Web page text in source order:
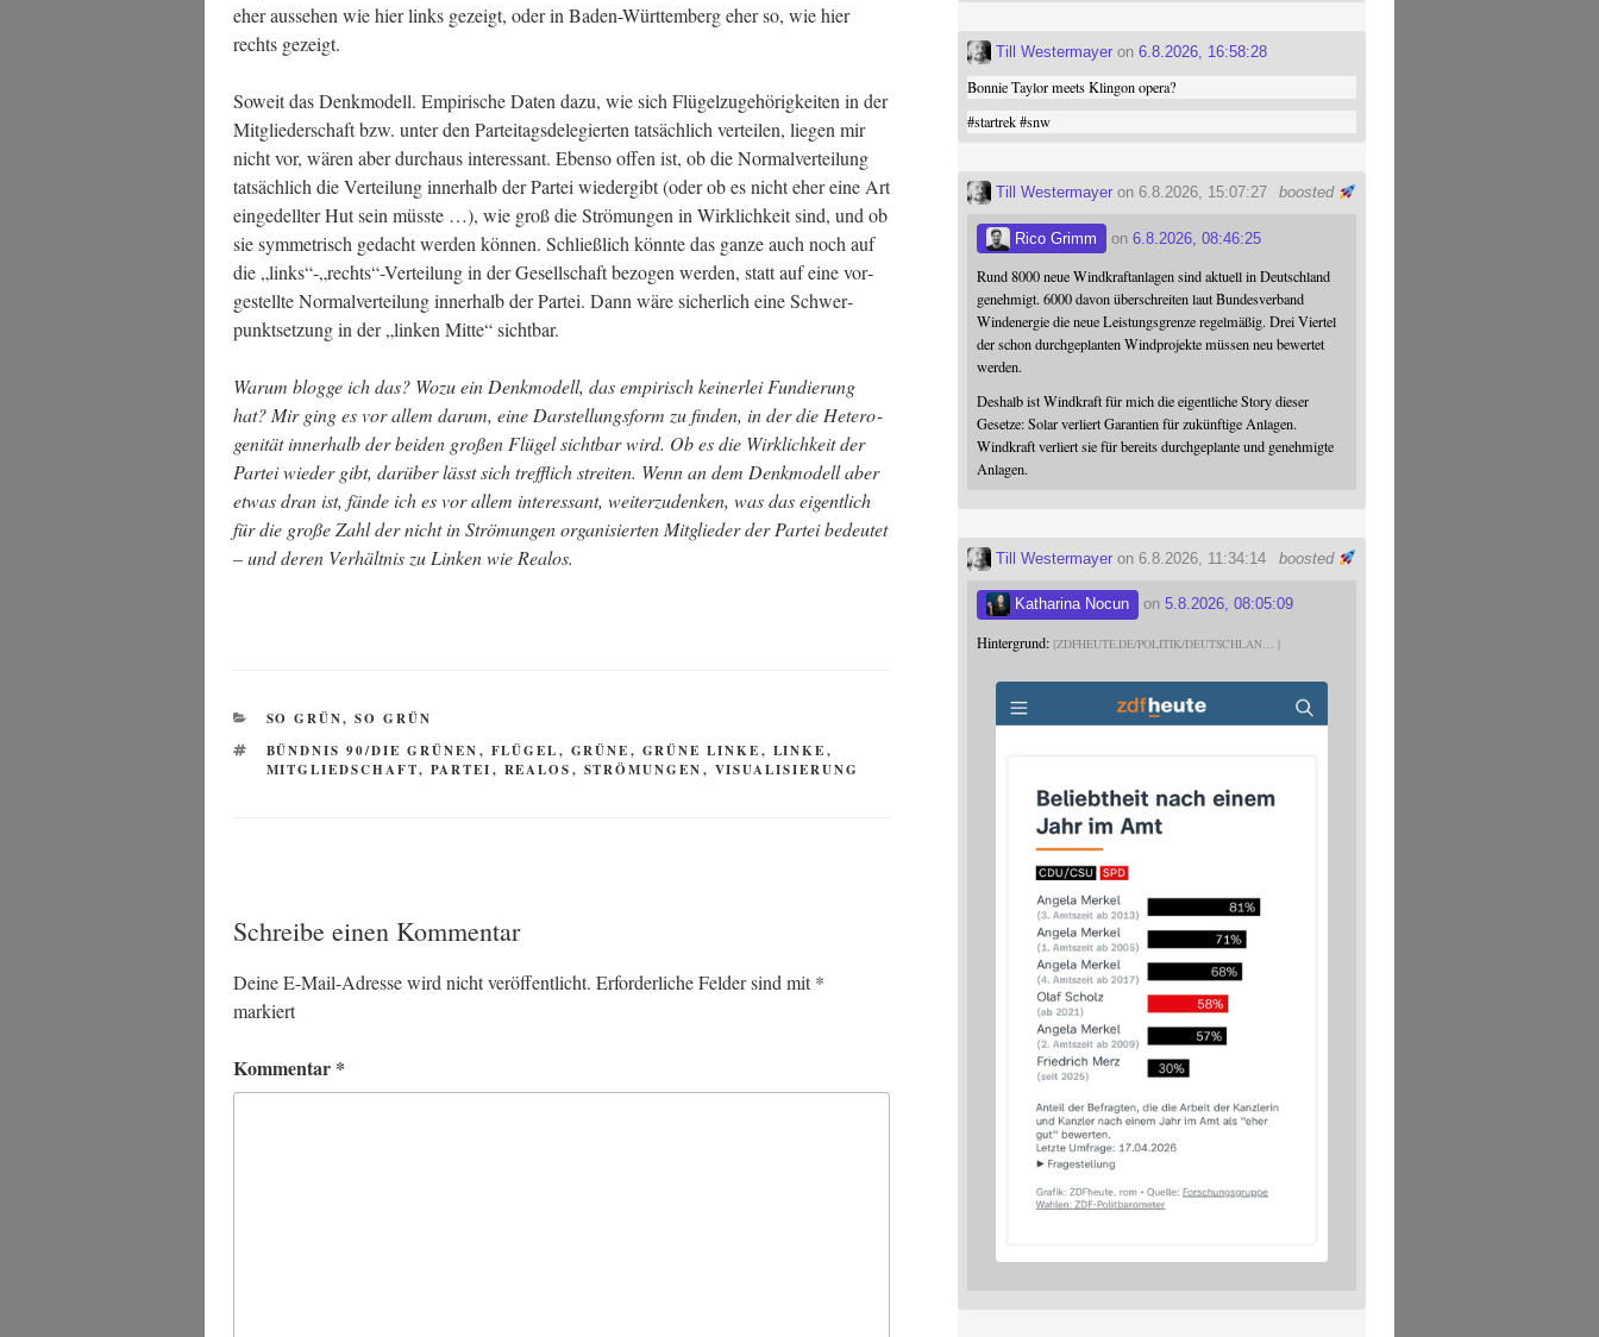
eher aus­se­hen wie hier links gezeigt, oder in Baden-Würt­tem­berg eher so, wie hier
rechts gezeigt.
Soweit das Denk­mo­dell. Empi­ri­sche Daten dazu, wie sich Flü­gel­zu­ge­hö­rig­kei­ten in der
Mit­glie­der­schaft bzw. unter den Par­tei­tags­de­le­gier­ten tat­säch­lich ver­tei­len, lie­gen mir
nicht vor, wären aber durch­aus inter­es­sant. Eben­so offen ist, ob die Nor­mal­ver­tei­lung
tat­säch­lich die Ver­tei­lung inner­halb der Par­tei wie­der­gibt (oder ob es nicht eher eine Art
ein­ge­dell­ter Hut sein müss­te …), wie groß die Strö­mun­gen in Wirk­lich­keit sind, und ob
sie sym­me­trisch gedacht wer­den kön­nen. Schließ­lich könn­te das gan­ze auch noch auf
die „links“-„rechts“-Verteilung in der Gesell­schaft bezo­gen wer­den, statt auf eine vor­
ge­stell­te Nor­mal­ver­tei­lung inner­halb der Par­tei. Dann wäre sicher­lich eine Schwer­
punkt­set­zung in der „lin­ken Mit­te“ sichtbar.
War­um blog­ge ich das? Wozu ein Denk­mo­dell, das empi­risch kei­ner­lei Fun­die­rung
hat? Mir ging es vor allem dar­um, eine Dar­stel­lungs­form zu fin­den, in der die Hete­ro­
ge­ni­tät inner­halb der bei­den gro­ßen Flü­gel sicht­bar wird. Ob es die Wirk­lich­keit der
Par­tei wie­der gibt, dar­über lässt sich treff­lich strei­ten. Wenn an dem Denk­mo­dell aber
etwas dran ist, fän­de ich es vor allem inter­es­sant, wei­ter­zu­den­ken, was das eigent­lich
für die gro­ße Zahl der nicht in Strö­mun­gen orga­ni­sier­ten Mit­glie­der der Par­tei bedeu­tet
– und deren Ver­hält­nis zu Lin­ken wie Realos.
KATEGORIEN
SO GRÜN, SO GRÜN
SCHLAGWÖRTER
BÜNDNIS 90/DIE GRÜNEN, FLÜGEL, GRÜNE, GRÜNE LINKE, LINKE,
MITGLIEDSCHAFT, PARTEI, REALOS, STRÖMUNGEN, VISUALISIERUNG
Schreibe einen Kommentar
Deine E-Mail-Adresse wird nicht veröffentlicht. Erforderliche Felder sind mit*
markiert
Kommentar *
Till Westermayer on6.8.2026, 16:58:28
Bonnie Taylor meets Klingon opera?
#startrek #snw
boosted
Till Westermayer on 6.8.2026, 15:07:27
Rico Grimm on6.8.2026, 08:46:25
Rund 8000 neue Windkraftanlagen sind aktuell in Deutschland
genehmigt. 6000 davon überschreiten laut Bundesverband
Windenergie die neue Leistungsgrenze regelmäßig. Drei Viertel
der schon durchgeplanten Windprojekte müssen neu bewertet
werden.
Deshalb ist Windkraft für mich die eigentliche Story dieser
Gesetze: Solar verliert Garantien für zukünftige Anlagen.
Windkraft verliert sie für bereits durchgeplante und genehmigte
Anlagen.
boosted
Till Westermayer on 6.8.2026, 11:34:14
Katharina Nocun on5.8.2026, 08:05:09
Hintergrund: ZDFHEUTE.DE/POLITIK/DEUTSCHLAN